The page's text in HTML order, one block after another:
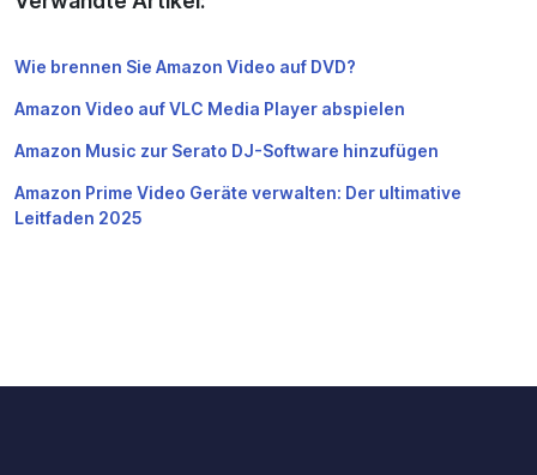
Wie brennen Sie Amazon Video auf DVD?
Amazon Video auf VLC Media Player abspielen
Amazon Music zur Serato DJ-Software hinzufügen
Amazon Prime Video Geräte verwalten: Der ultimative
Leitfaden 2025